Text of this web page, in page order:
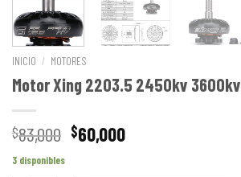
INICIO / MOTORES
Motor Xing 2203.5 2450kv 3600kv
$83,000 $60,000
3 disponibles